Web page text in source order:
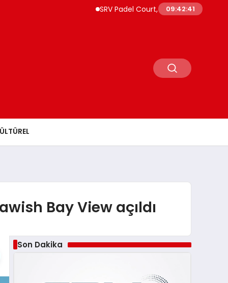
SRV Padel Court, 24 Ülkeye İhracat Yapan
09:42:43
Bay View açıldı
Son Dakika